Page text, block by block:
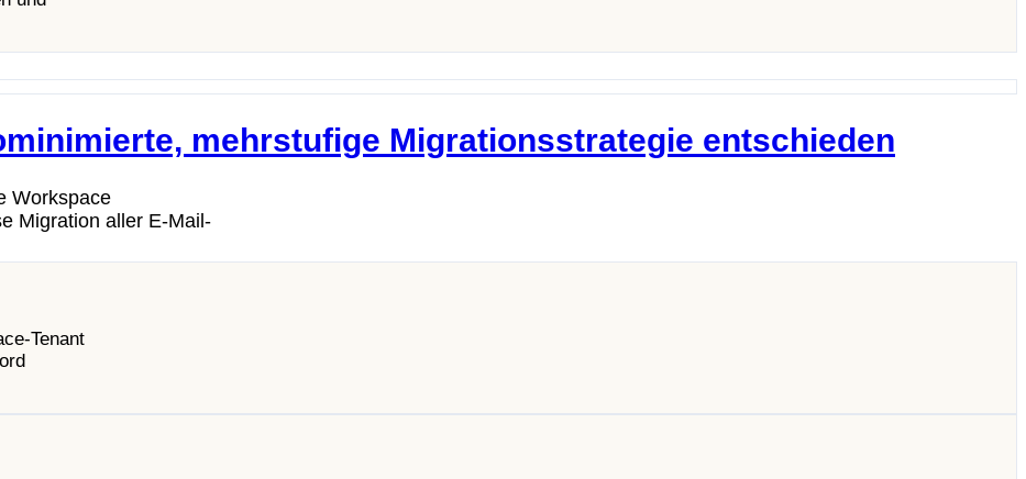
mehrstufige Migrationsstrategie entschieden
Workspace
Migration aller E-Mail-
Tenant